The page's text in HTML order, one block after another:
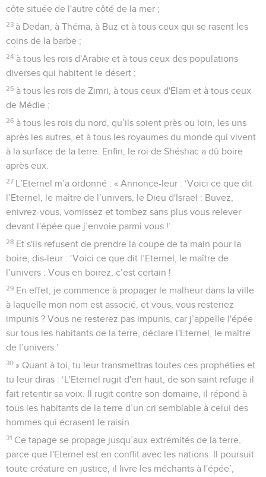
côte située de l'autre côté de la mer ;
23 à Dedan, à Théma, à Buz et à tous ceux qui se rasent les
coins de la barbe ;
24 à tous les rois d'Arabie et à tous ceux des populations
diverses qui habitent le désert ;
25 à tous les rois de Zimri, à tous ceux d'Elam et à tous ceux
de Médie ;
26 à tous les rois du nord, qu’ils soient près ou loin, les uns
après les autres, et à tous les royaumes du monde qui vivent
à la surface de la terre. Enfin, le roi de Shéshac a dû boire
après eux.
27 L’Eternel m’a ordonné : « Annonce-leur : ‘Voici ce que dit
l’Eternel, le maître de l’univers, le Dieu d'Israël : Buvez,
enivrez-vous, vomissez et tombez sans plus vous relever
devant l'épée que j’envoie parmi vous !’
28 Et s'ils refusent de prendre la coupe de ta main pour la
boire, dis-leur : ‘Voici ce que dit l’Eternel, le maître de
l’univers : Vous en boirez, c’est certain !
29 En effet, je commence à propager le malheur dans la ville
à laquelle mon nom est associé, et vous, vous resteriez
impunis ? Vous ne resterez pas impunis, car j’appelle l'épée
sur tous les habitants de la terre, déclare l'Eternel, le maître
de l’univers.’
30 » Quant à toi, tu leur transmettras toutes ces prophéties et
tu leur diras : ‘L'Eternel rugit d'en haut, de son saint refuge il
fait retentir sa voix. Il rugit contre son domaine, il répond à
tous les habitants de la terre d’un cri semblable à celui des
hommes qui écrasent le raisin.
31 Ce tapage se propage jusqu’aux extrémités de la terre,
parce que l'Eternel est en conflit avec les nations. Il poursuit
toute créature en justice, il livre les méchants à l'épée’,